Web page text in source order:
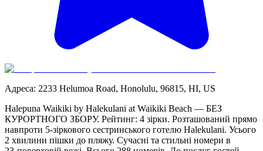
Адреса: 2233 Helumoa Road, Honolulu, 96815, HI, US
Halepuna Waikiki by Halekulani at Waikiki Beach — БЕЗ
КУРОРТНОГО ЗБОРУ. Рейтинг: 4 зірки. Розташований прямо
навпроти 5-зіркового сестринського готелю Halekulani. Усього
2 хвилини пішки до пляжу. Сучасні та стильні номери в